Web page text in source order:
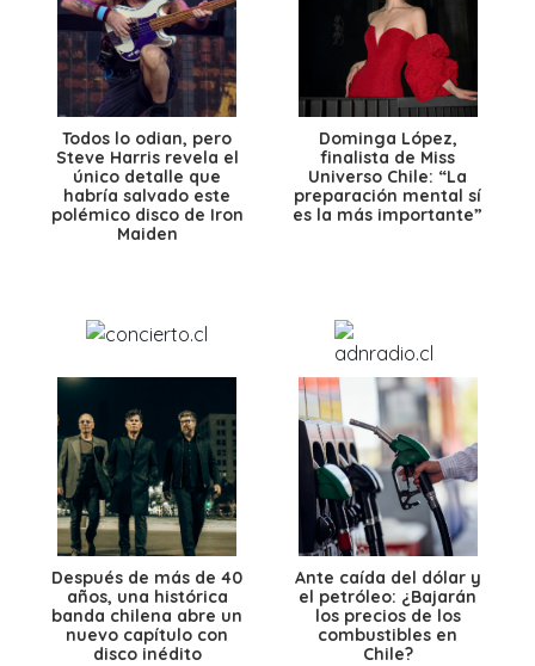
Todos lo odian, pero
Steve Harris revela el
único detalle que
habría salvado este
polémico disco de Iron
Maiden
Dominga López,
finalista de Miss
Universo Chile: “La
preparación mental sí
es la más importante”
Después de más de 40
años, una histórica
banda chilena abre un
nuevo capítulo con
disco inédito
Ante caída del dólar y
el petróleo: ¿Bajarán
los precios de los
combustibles en
Chile?